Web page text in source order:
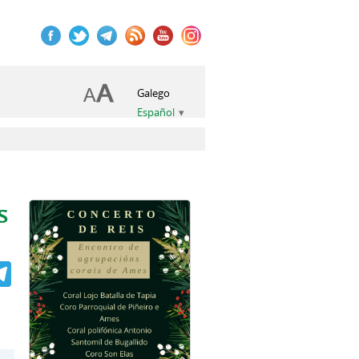
Galego
Español
Telegram